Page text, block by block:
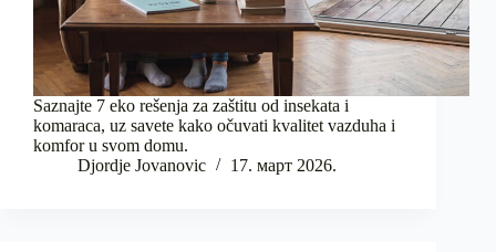
Saznajte 7 eko rešenja za zaštitu od insekata i
komaraca, uz savete kako očuvati kvalitet vazduha i
komfor u svom domu.
Djordje Jovanovic
17. март 2026.